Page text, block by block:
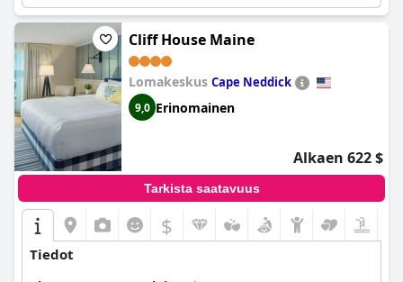
Cliff House Maine
Lomakeskus Cape Neddick
9,0 Erinomainen
Alkaen 622 $
Tarkista saatavuus
$
Tiedot